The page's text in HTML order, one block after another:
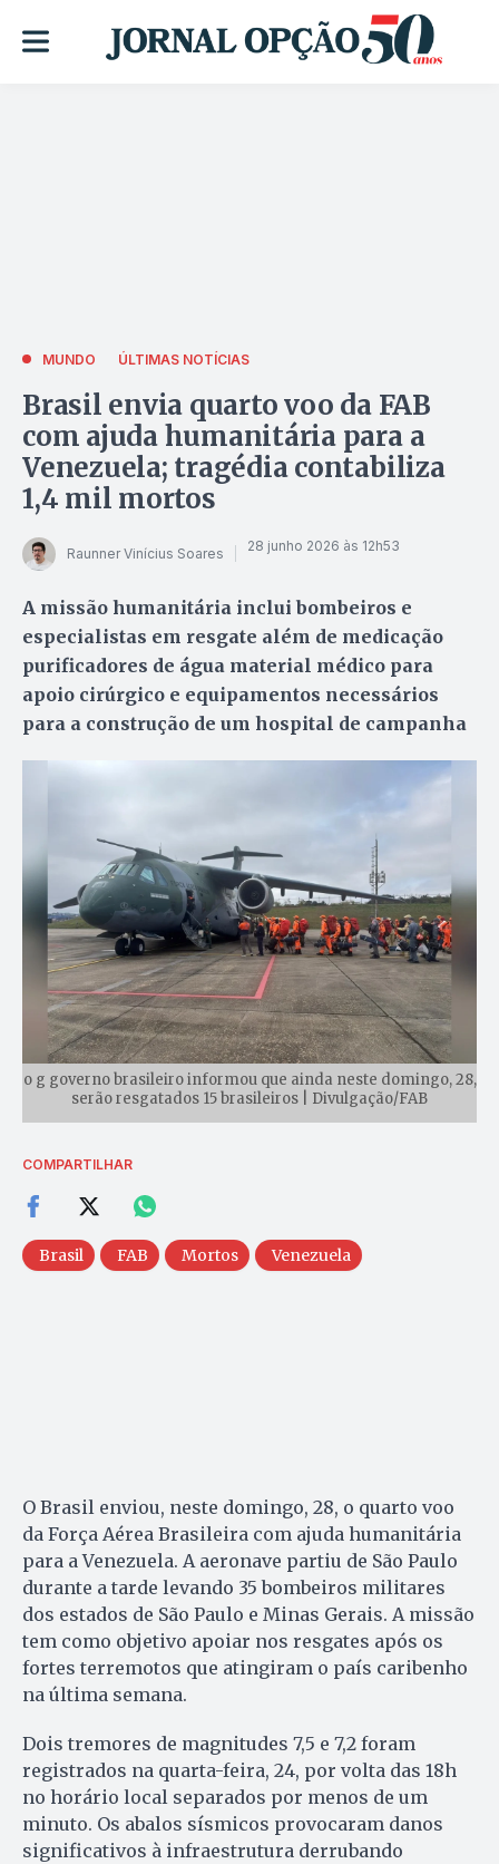
MUNDO ÚLTIMAS NOTÍCIAS
Brasil envia quarto voo da FAB
com ajuda humanitária para a
Venezuela; tragédia contabiliza
1,4 mil mortos
Raunner Vinícius Soares 28 junho 2026 às 12h53
A missão humanitária inclui bombeiros e
especialistas em resgate além de medicação
purificadores de água material médico para
apoio cirúrgico e equipamentos necessários
para a construção de um hospital de campanha
o g governo brasileiro informou que ainda neste domingo, 28,
serão resgatados 15 brasileiros | Divulgação/FAB
COMPARTILHAR
Brasil FAB Mortos Venezuela
O Brasil enviou, neste domingo, 28, o quarto voo
da Força Aérea Brasileira com ajuda humanitária
para a Venezuela. A aeronave partiu de São Paulo
durante a tarde levando 35 bombeiros militares
dos estados de São Paulo e Minas Gerais. A missão
tem como objetivo apoiar nos resgates após os
fortes terremotos que atingiram o país caribenho
na última semana.
Dois tremores de magnitudes 7,5 e 7,2 foram
registrados na quarta-feira, 24, por volta das 18h
no horário local separados por menos de um
minuto. Os abalos sísmicos provocaram danos
significativos à infraestrutura derrubando